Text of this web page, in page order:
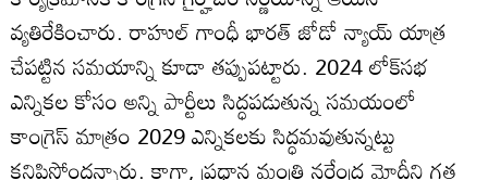
వ్యతిరేకించారు. రాహుల్ గాంధీ భారత్ జోడో న్యాయ్ యాత్ర
చేపట్టిన సమయాన్ని కూడా తప్పుపట్టారు. 2024 లోక్‌సభ
ఎన్నికల కోసం అన్ని పార్టీలు సిద్ధపడుతున్న సమయంలో
కాంగ్రెస్ మాత్రం 2029 ఎన్నికలకు సిద్ధమవుతున్నట్టు
కనిపిస్తోందన్నారు. కాగా, ప్రధాన మంత్రి నరేంద్ర మోదీని గత